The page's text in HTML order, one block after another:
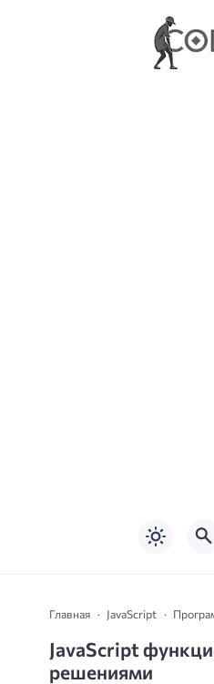
Главная JavaScript
JavaScript
решениями